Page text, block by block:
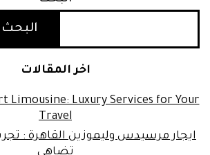
البحث
اخر المقالات
Limousine: Luxury Services for Your
Travel
ايجار مرسيدس وليموزين القاهرة :
تضاهى